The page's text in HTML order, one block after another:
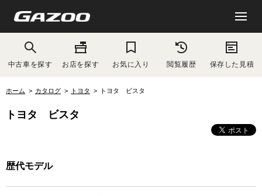
中古車を探す お店を探す お気に入り 閲覧履歴 保存した見積
ホーム カタログ トヨタ トヨタ ビスタ
トヨタ ビスタ
歴代モデル